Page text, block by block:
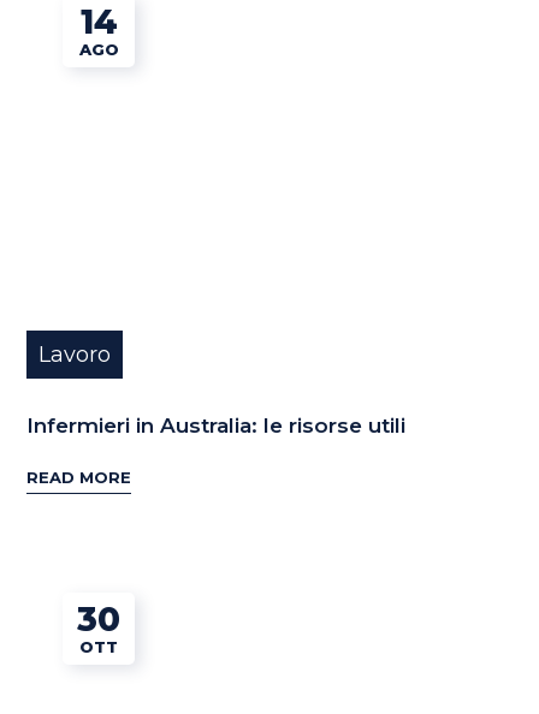
14
AGO
Lavoro
Infermieri in Australia: le risorse utili
READ MORE
30
OTT